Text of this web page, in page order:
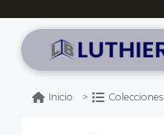
Inicio Colecciones